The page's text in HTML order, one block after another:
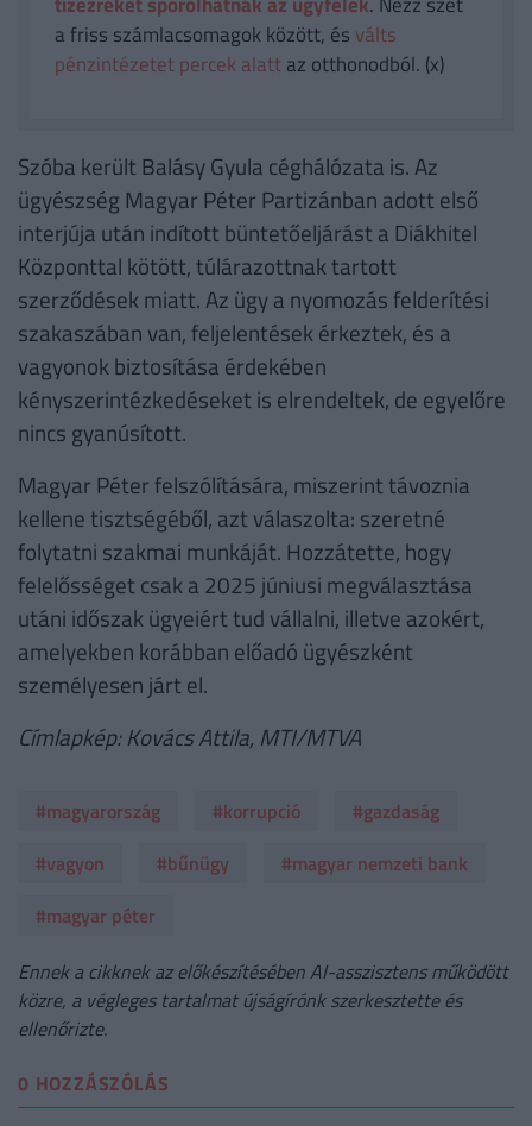
a friss számlacsomagok között, és válts
pénzintézetet percek alattaz otthonodból. (x)
Szóba került Balásy Gyula céghálózata is. Az
ügyészség Magyar Péter Partizánban adott első
interjúja után indított büntetőeljárást a Diákhitel
Központtal kötött, túlárazottnak tartott
szerződések miatt. Az ügy a nyomozás felderítési
szakaszában van, feljelentések érkeztek, és a
vagyonok biztosítása érdekében
kényszerintézkedéseket is elrendeltek, de egyelőre
nincs gyanúsított.
Magyar Péter felszólítására, miszerint távoznia
kellene tisztségéből, azt válaszolta: szeretné
folytatni szakmai munkáját. Hozzátette, hogy
felelősséget csak a 2025 júniusi megválasztása
utáni időszak ügyeiért tud vállalni, illetve azokért,
amelyekben korábban előadó ügyészként
személyesen járt el.
Címlapkép: Kovács Attila, MTI/MTVA
#magyarország #korrupció
#gazdaság
#vagyon
#bűnügy
#magyar nemzeti bank
#magyar péter
Ennek a cikknek az előkészítésében AI-asszisztens működött
közre, a végleges tartalmat újságírónk szerkesztette és
ellenőrizte.
0 HOZZÁSZÓLÁS